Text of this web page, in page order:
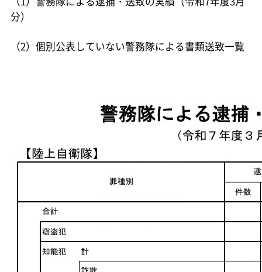
分）
（2）個別公表していない警務隊による書類送致一覧